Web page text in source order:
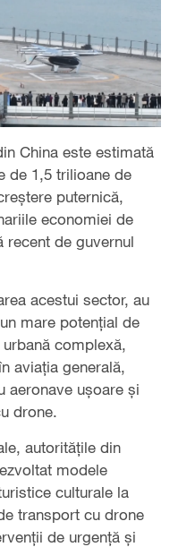
China este estimată
de 1,5 trilioane de
puternică,
economiei de
recent de guvernul
acestui sector, au
mare potențial de
complexă,
aviația generală,
aeronave ușoare și
drone.
autoritățile din
modele
culturale la
transport cu drone
de urgență și